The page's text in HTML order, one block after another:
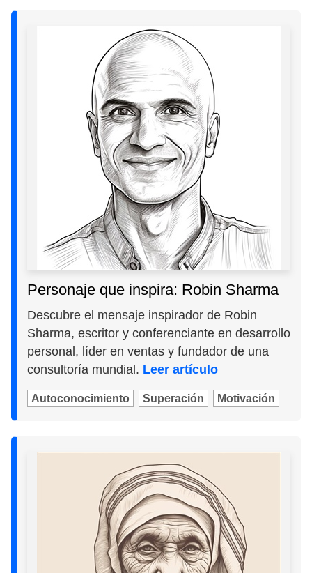
Personaje que inspira: Robin Sharma
Descubre el mensaje inspirador de Robin
Sharma, escritor y conferenciante en desarrollo
personal, líder en ventas y fundador de una
consultoría mundial. Leer artículo
Autoconocimiento Superación Motivación